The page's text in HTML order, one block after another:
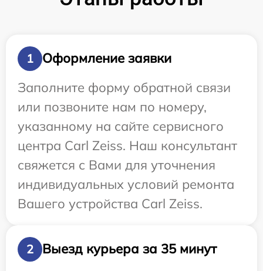
1
Оформление заявки
Заполните форму обратной связи
или позвоните нам по номеру,
указанному на сайте сервисного
центра Carl Zeiss. Наш консультант
свяжется с Вами для уточнения
индивидуальных условий ремонта
Вашего устройства Carl Zeiss.
2
Выезд курьера за 35 минут